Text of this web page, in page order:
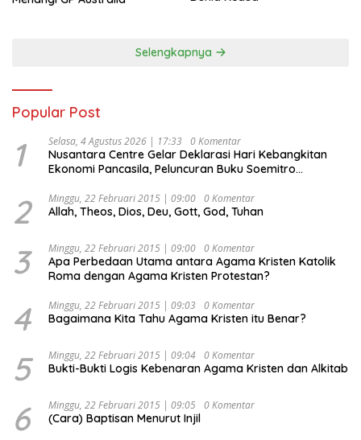
Selengkapnya
Popular Post
1 Selasa, 4 Agustus 2026 | 17:33 0 Komentar
Nusantara Centre Gelar Deklarasi Hari Kebangkitan
Ekonomi Pancasila, Peluncuran Buku Soemitro
Ekonomi Politik Indonesia) & Simposium Nasional
“Urgensi Undang-Undang Perekonomian Nasional dan
Indonesia Emas 2045”,
2 Minggu, 22 Februari 2015 | 09:00 0 Komentar
Allah, Theos, Dios, Deu, Gott, God, Tuhan
3 Minggu, 22 Februari 2015 | 09:00 0 Komentar
Apa Perbedaan Utama antara Agama Kristen Katolik
Roma dengan Agama Kristen Protestan?
4 Minggu, 22 Februari 2015 | 09:03 0 Komentar
Bagaimana Kita Tahu Agama Kristen itu Benar?
5 Minggu, 22 Februari 2015 | 09:04 0 Komentar
Bukti-Bukti Logis Kebenaran Agama Kristen dan Alkitab
6 Minggu, 22 Februari 2015 | 09:05 0 Komentar
(Cara) Baptisan Menurut Injil